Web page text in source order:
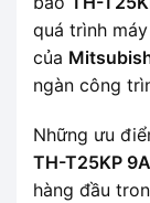
quá trình
của
ngàn công
Những ưu
TH-T25KP
hàng đầu